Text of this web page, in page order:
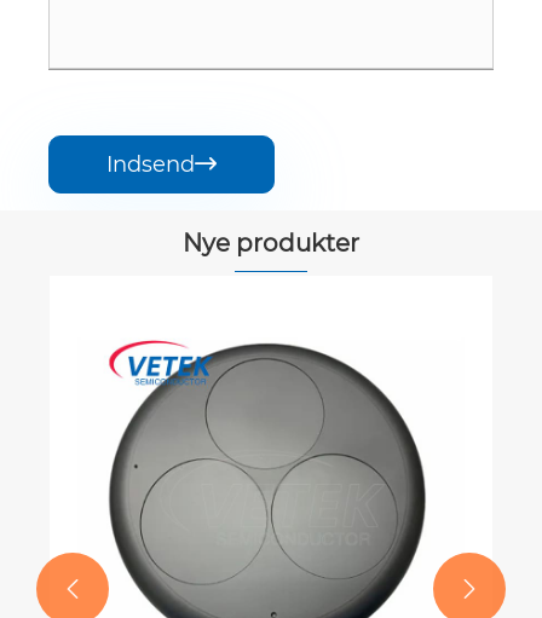
Indsend
Nye produkter
 